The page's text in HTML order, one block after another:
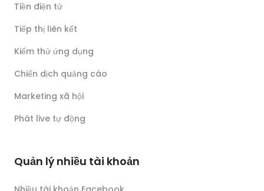
Tiền điện tử
Tiếp thị liên kết
Kiểm thử ứng dụng
Chiến dịch quảng cáo
Marketing xã hội
Phát live tự động
Quản lý nhiều tài khoản